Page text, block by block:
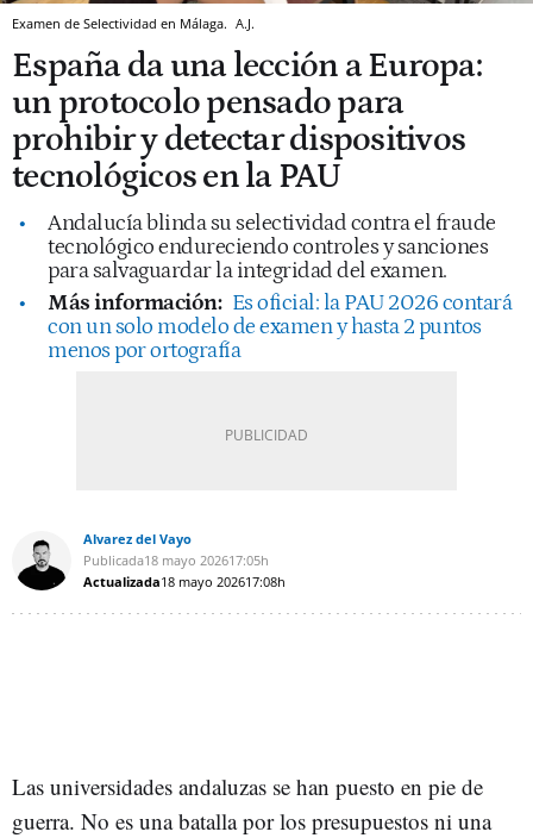
Examen de Selectividad en Málaga. A.J.
España da una lección a Europa:
un protocolo pensado para
prohibir y detectar dispositivos
tecnológicos en la PAU
Andalucía blinda su selectividad contra el fraude
tecnológico endureciendo controles y sanciones
para salvaguardar la integridad del examen.
Más información: Es oficial: la PAU 2026 contará
con un solo modelo de examen y hasta 2 puntos
menos por ortografía
Alvarez del Vayo
Publicada18 mayo 202617:05h
Actualizada18 mayo 202617:08h
Las universidades andaluzas se han puesto en pie de
guerra. No es una batalla por los presupuestos ni una